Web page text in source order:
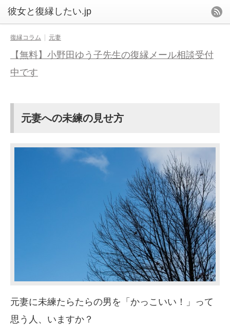
復縁コラム 元妻
【無料】小野田ゆう子先生の復縁メール相談受付
中です
元妻への未練の見せ方
元妻に未練たらたらの男を「かっこいい！」って
思う人、いますか？